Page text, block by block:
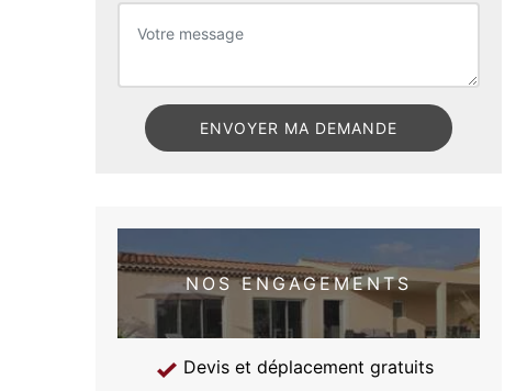
NOS ENGAGEMENTS
Devis et déplacement gratuits